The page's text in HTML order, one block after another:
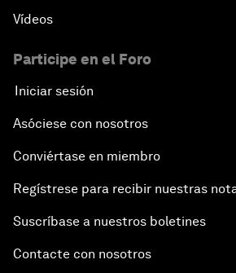
Vídeos
Participe en el Foro
Iniciar sesión
Asóciese con nosotros
Conviértase en miembro
Regístrese para recibir nuestras
Suscríbase a nuestros boletines
Contacte con nosotros